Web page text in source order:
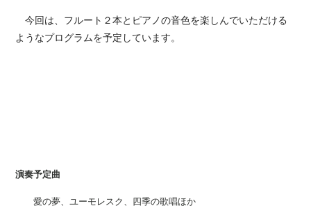
今回は、フルート２本とピアノの音色を楽しんでいただける
ようなプログラムを予定しています。
演奏予定曲
愛の夢、ユーモレスク、四季の歌唱ほか